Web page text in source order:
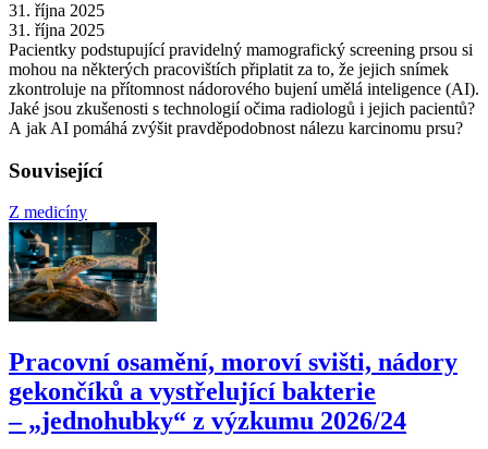
31. října 2025
31. října 2025
Pacientky podstupující pravidelný mamografický screening prsou si
mohou na některých pracovištích připlatit za to, že jejich snímek
zkontroluje na přítomnost nádorového bujení umělá inteligence (AI).
Jaké jsou zkušenosti s technologií očima radiologů i jejich pacientů?
A jak AI pomáhá zvýšit pravděpodobnost nálezu karcinomu prsu?
Související
Z medicíny
Pracovní osamění, moroví svišti, nádory
gekončíků a vystřelující bakterie
–⁠ „jednohubky“ z výzkumu 2026/24